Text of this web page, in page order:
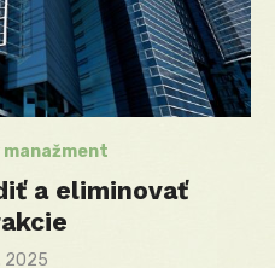
manažment
a eliminovať
2025